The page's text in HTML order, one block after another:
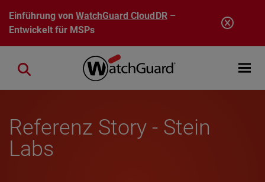
Direkt zum Inhalt
Einführung vonWatchGuard CloudDR–
Entwickelt für MSPs
Open
Close search
Referenz Story - Stein
Labs